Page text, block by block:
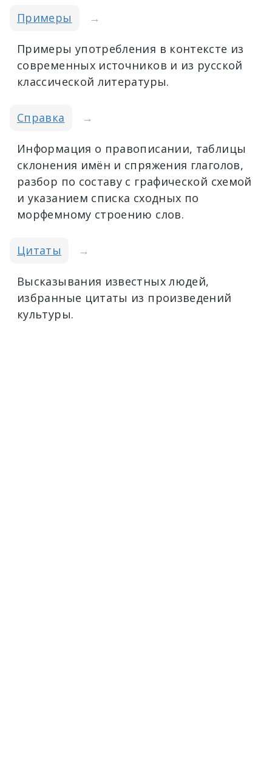
Примеры →
Примеры употребления в контексте из
современных источников и из русской
классической литературы.
Справка →
Информация о правописании, таблицы
склонения имён и спряжения глаголов,
разбор по составу с графической схемой
и указанием списка сходных по
морфемному строению слов.
Цитаты →
Высказывания известных людей,
избранные цитаты из произведений
культуры.